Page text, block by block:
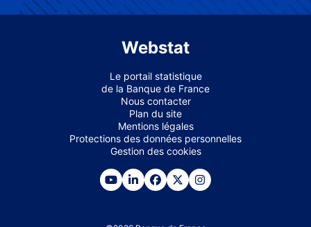
Webstat
Le portail statistique
de la Banque de France
Nous contacter
Plan du site
Mentions légales
Protections des données personnelles
Gestion des cookies